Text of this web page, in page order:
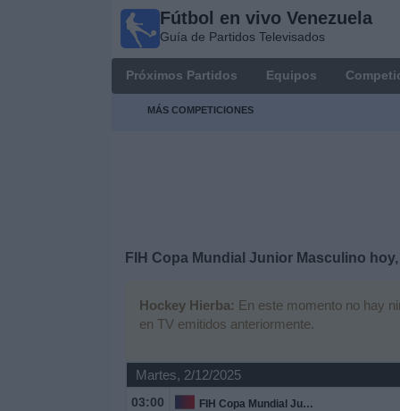
Fútbol en vivo Venezuela
Guía de Partidos Televisados
Próximos Partidos Equipos
MÁS COMPETICIONES
FIH Copa Mundial Junior Masculino
Hockey Hierba: En este momento no hay
en TV emitidos anteriormente.
Martes, 2/12/2025
03:00 FIH Copa Mundial Junior Masculino
Fútbol en
Venezuela